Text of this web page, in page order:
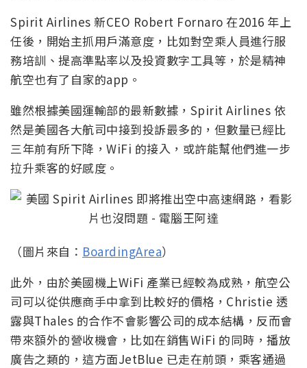
Spirit Airlines 新CEO Robert Fornaro 在2016 年上
任後，開始主抓用戶滿意度，比如對空乘人員進行服
務培訓、提高準點率以及投資數字工具等，於是精神
航空也有了自家的app。
雖然根據美國運輸部的最新數據，Spirit Airlines 依
然是美國各大航司中接到投訴最多的，但數量已經比
三年前有所下降，WiFi 的接入，或許能幫他們進一步
拉升乘客的好感度。
（圖片來自： BoardingArea）
此外，由於美國機上WiFi 產業已經較為成熟，航空公
司可以從供應商手中拿到比較好的價格，Christie 透
露與Thales 的合作不會影響公司的成本結構，反而會
帶來額外的營收機會，比如在銷售WiFi 的同時，播放
廣告之類的，這方面JetBlue 已走在前頭，乘客通過